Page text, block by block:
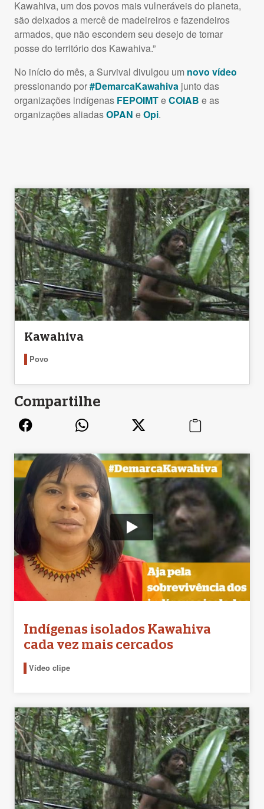
Kawahiva, um dos povos mais vulneráveis do planeta,
são deixados a mercê de madeireiros e fazendeiros
armados, que não escondem seu desejo de tomar
posse do território dos Kawahiva.”
No início do mês, a Survival divulgou um novo vídeo
pressionando por#DemarcaKawahiva junto das
organizações indígenas FEPOIMTeCOIAB e as
organizações aliadasOPAN eOpi.
Kawahiva
Povo
Compartilhe
Indígenas isolados Kawahiva
cada vez mais cercados
Vídeo clipe